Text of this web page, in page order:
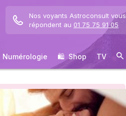
Nos voyants Astroconsult vous
répondent au 01 75 75 91 05
Numérologie 🛍 ️ Shop TV